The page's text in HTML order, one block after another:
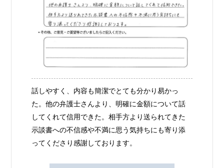
話しやすく、内容も簡潔でとても分かり易かっ
た。他の弁護士さんより、明確に金額について話
してくれて信用できた。相手方より送られてきた
示談書への不信感や不満に思う気持ちにも寄り添
ってくださり感謝しております。